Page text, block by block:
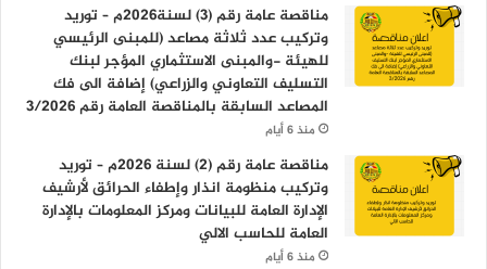
مناقصة عامة رقم (3) لسنة2026م – توريد
وتركيب عدد ثلاثة مصاعد (للمبنى الرئيسي
للهيئة -والمبنى الاستثماري المؤجر لبنك
التسليف التعاوني والزراعي) إضافة الى فك
المصاعد السابقة بالمناقصة العامة رقم 3/2026
منذ 6 أيام
مناقصة عامة رقم (2) لسنة 2026م – توريد
وتركيب منظومة انذار وإطفاء الحرائق لأرشيف
الإدارة العامة للبيانات ومركز المعلومات بالإدارة
العامة للحاسب الالي
منذ 6 أيام